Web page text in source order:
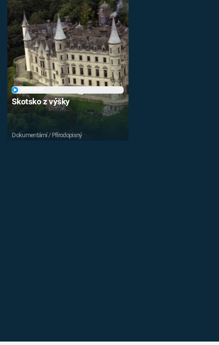
Skotsko z výšky
Dokumentární / Přírodopisný